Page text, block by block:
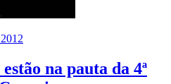
na pauta da 4ª